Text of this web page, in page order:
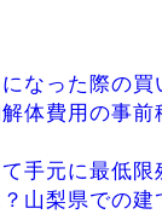
なった際の買
体費用の事前
手元に最低限
山梨県での建